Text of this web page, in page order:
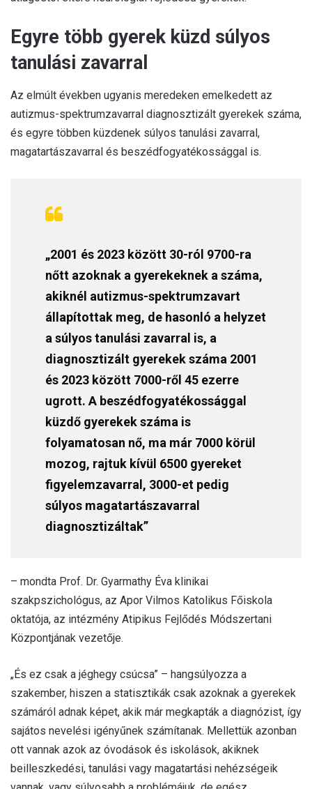
Egyre több gyerek küzd súlyos
tanulási zavarral
Az elmúlt években ugyanis meredeken emelkedett az
autizmus-spektrumzavarral diagnosztizált gyerekek száma,
és egyre többen küzdenek súlyos tanulási zavarral,
magatartászavarral és beszédfogyatékossággal is.
„2001 és 2023 között 30-ról 9700-ra
nőtt azoknak a gyerekeknek a száma,
akiknél autizmus-spektrumzavart
állapítottak meg, de hasonló a helyzet
a súlyos tanulási zavarral is, a
diagnosztizált gyerekek száma 2001
és 2023 között 7000-ről 45 ezerre
ugrott. A beszédfogyatékossággal
küzdő gyerekek száma is
folyamatosan nő, ma már 7000 körül
mozog, rajtuk kívül 6500 gyereket
figyelemzavarral, 3000-et pedig
súlyos magatartászavarral
diagnosztizáltak”
– mondta Prof. Dr. Gyarmathy Éva klinikai
szakpszichológus, az Apor Vilmos Katolikus Főiskola
oktatója, az intézmény Atipikus Fejlődés Módszertani
Központjának vezetője.
„És ez csak a jéghegy csúcsa” – hangsúlyozza a
szakember, hiszen a statisztikák csak azoknak a gyerekek
számáról adnak képet, akik már megkapták a diagnózist, így
sajátos nevelési igényűnek számítanak. Mellettük azonban
ott vannak azok az óvodások és iskolások, akiknek
beilleszkedési, tanulási vagy magatartási nehézségeik